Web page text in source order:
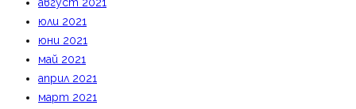
юли 2021
юни 2021
май 2021
април 2021
март 2021